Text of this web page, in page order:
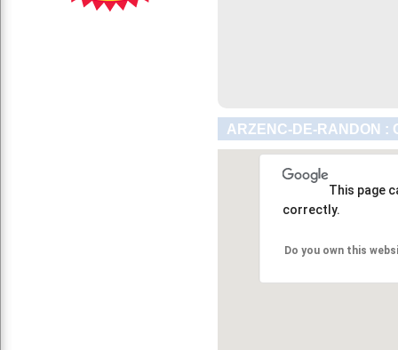
ARZENC-DE-RANDON :
This page
correctly.
Do you own this